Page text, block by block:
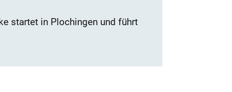
startet in Plochingen und führt